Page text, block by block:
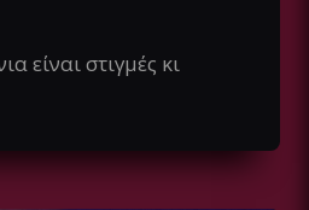
είναι στιγμές κι